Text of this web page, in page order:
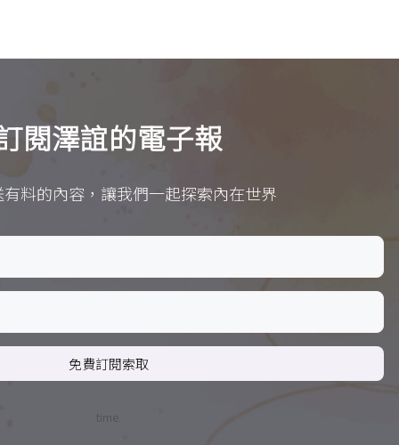
閱澤誼的電子報
料的內容，讓我們一起探索內在世界
免費訂閱索取
time.